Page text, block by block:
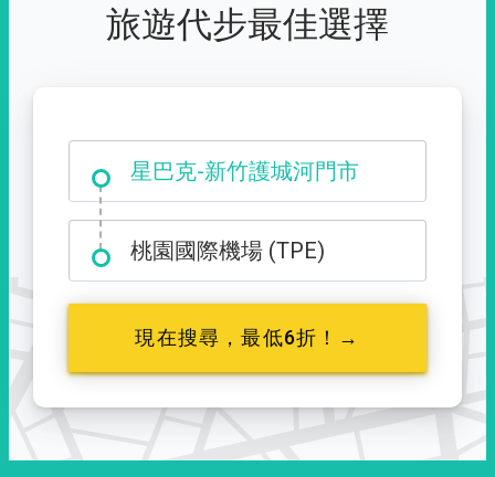
旅遊代步最佳選擇
大霸尖山登山口
桃園國際機場 (TPE)
現在搜尋，最低6折！→